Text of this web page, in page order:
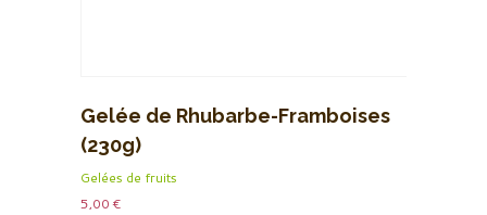
Gelée de Rhubarbe-Framboises
(230g)
Gelées de fruits
5,00€